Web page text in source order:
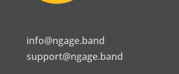
info@ngage.band
support@ngage.band